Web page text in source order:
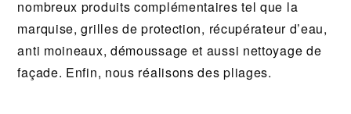
nombreux produits complémentaires tel que la
marquise, grilles de protection, récupérateur d’eau,
anti moineaux, démoussage et aussi nettoyage de
façade. Enfin, nous réalisons des pliages.